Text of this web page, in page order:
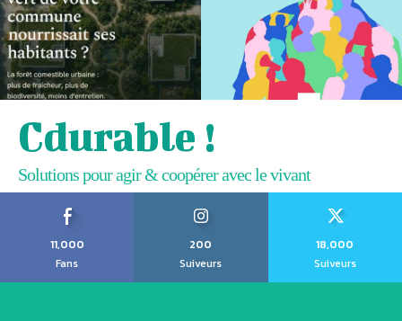
Cdurable !
Solutions pour agir & coopérer avec le vivant
11,000
Fans
200
Suiveurs
18,000
Suiveurs